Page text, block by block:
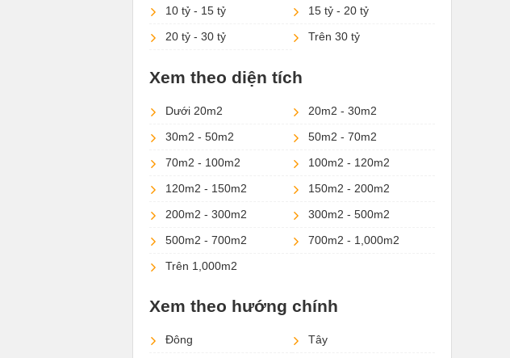
10 tỷ - 15 tỷ
15 tỷ - 20 tỷ
20 tỷ - 30 tỷ
Trên 30 tỷ
Xem theo diện tích
Dưới 20m2
20m2 - 30m2
30m2 - 50m2
50m2 - 70m2
70m2 - 100m2
100m2 - 120m2
120m2 - 150m2
150m2 - 200m2
200m2 - 300m2
300m2 - 500m2
500m2 - 700m2
700m2 - 1,000m2
Trên 1,000m2
Xem theo hướng chính
Đông
Tây